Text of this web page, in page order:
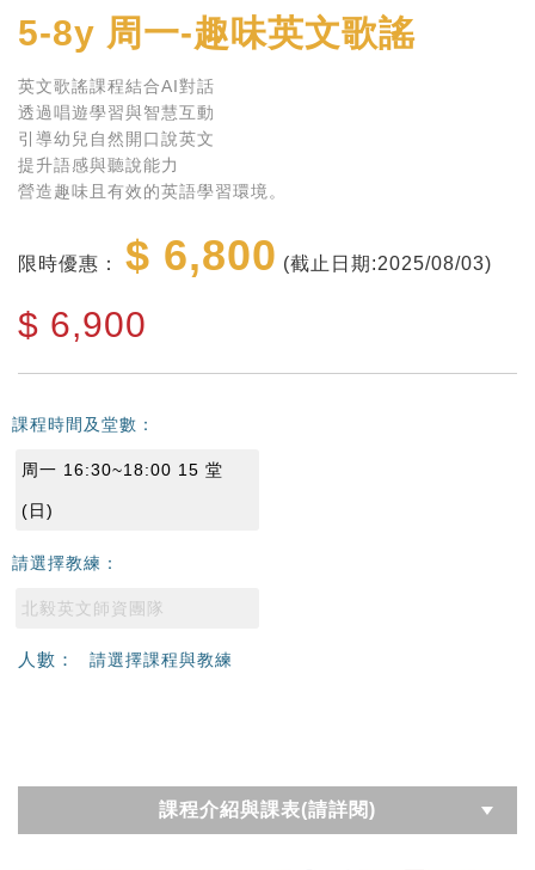
5-8y 周一-趣味英文歌謠
英文歌謠課程結合AI對話
透過唱遊學習與智慧互動
引導幼兒自然開口說英文
提升語感與聽說能力
營造趣味且有效的英語學習環境。
限時優惠： $ 6,800 (截止日期:2025/08/03)
$ 6,900
課程時間及堂數：
周一 16:30~18:00 15 堂
(日)
請選擇教練：
北毅英文師資團隊
人數： 請選擇課程與教練
課程介紹與課表(請詳閱)